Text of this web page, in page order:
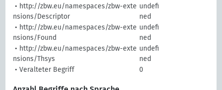
• http://zbw.eu/namespaces/zbw-exte
nsions/Descriptor
undefi
ned
• http://zbw.eu/namespaces/zbw-exte
nsions/Found
undefi
ned
• http://zbw.eu/namespaces/zbw-exte
nsions/Thsys
undefi
ned
• Veralteter Begriff
0